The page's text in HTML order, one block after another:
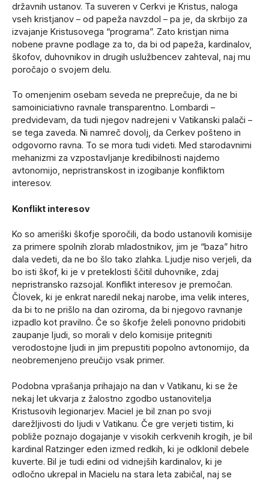
državnih ustanov. Ta suveren v Cerkvi je Kristus, naloga
vseh kristjanov – od papeža navzdol – pa je, da skrbijo za
izvajanje Kristusovega “programa”. Zato kristjan nima
nobene pravne podlage za to, da bi od papeža, kardinalov,
škofov, duhovnikov in drugih uslužbencev zahteval, naj mu
poročajo o svojem delu.
To omenjenim osebam seveda ne preprečuje, da ne bi
samoiniciativno ravnale transparentno. Lombardi –
predvidevam, da tudi njegov nadrejeni v Vatikanski palači –
se tega zaveda. Ni namreč dovolj, da Cerkev pošteno in
odgovorno ravna. To se mora tudi videti. Med starodavnimi
mehanizmi za vzpostavljanje kredibilnosti najdemo
avtonomijo, nepristranskost in izogibanje konfliktom
interesov.
Konflikt interesov
Ko so ameriški škofje sporočili, da bodo ustanovili komisije
za primere spolnih zlorab mladostnikov, jim je “baza” hitro
dala vedeti, da ne bo šlo tako zlahka. Ljudje niso verjeli, da
bo isti škof, ki je v preteklosti ščitil duhovnike, zdaj
nepristransko razsojal. Konflikt interesov je premočan.
Človek, ki je enkrat naredil nekaj narobe, ima velik interes,
da bi to ne prišlo na dan oziroma, da bi njegovo ravnanje
izpadlo kot pravilno. Če so škofje želeli ponovno pridobiti
zaupanje ljudi, so morali v delo komisije pritegniti
verodostojne ljudi in jim prepustiti popolno avtonomijo, da
neobremenjeno preučijo vsak primer.
Podobna vprašanja prihajajo na dan v Vatikanu, ki se že
nekaj let ukvarja z žalostno zgodbo ustanovitelja
Kristusovih legionarjev. Maciel je bil znan po svoji
darežljivosti do ljudi v Vatikanu. Če gre verjeti tistim, ki
pobliže poznajo dogajanje v visokih cerkvenih krogih, je bil
kardinal Ratzinger eden izmed redkih, ki je odklonil debele
kuverte. Bil je tudi edini od vidnejših kardinalov, ki je
odločno ukrepal in Macielu na stara leta zabičal, naj se